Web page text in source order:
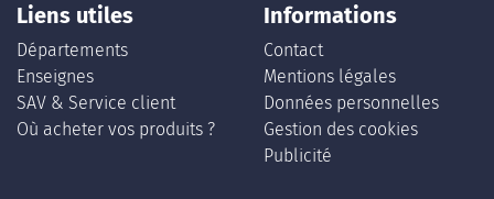
Liens utiles
Départements
Enseignes
SAV & Service client
Où acheter vos produits ?
Informations
Contact
Mentions légales
Données personnelles
Gestion des cookies
Publicité